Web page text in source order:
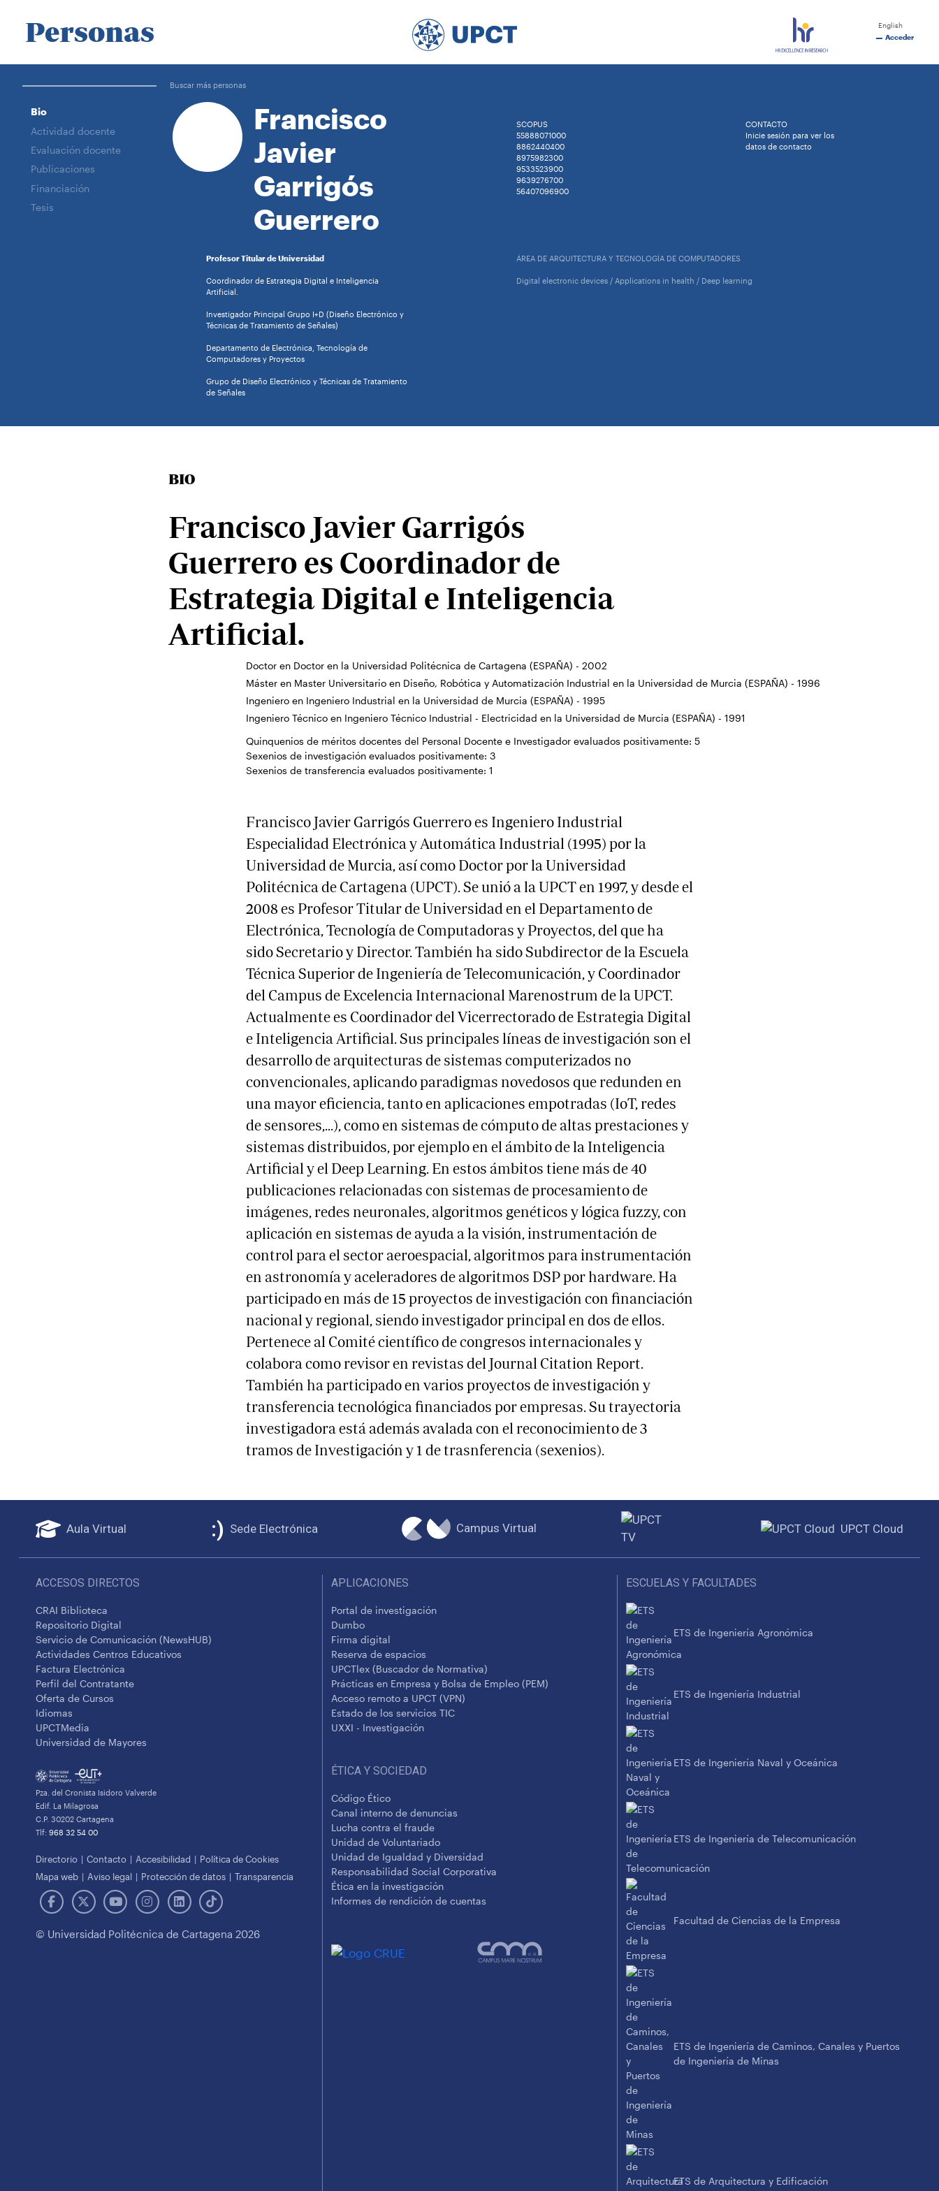
Personas
English
Acceder
Buscar más personas
Bio
Actividad docente
Evaluación docente
Publicaciones
Financiación
Tesis
Francisco
Javier
Garrigós
Guerrero
SCOPUS
55888071000
8862440400
8975982300
9533523900
9639276700
56407096900
CONTACTO
Inicie sesión para ver los
datos de contacto
Profesor Titular de Universidad
Coordinador de Estrategia Digital e Inteligencia
Artificial.
Investigador Principal Grupo I+D (Diseño Electrónico y
Técnicas de Tratamiento de Señales)
Departamento de Electrónica, Tecnología de
Computadores y Proyectos
Grupo de Diseño Electrónico y Técnicas de Tratamiento
de Señales
ÁREA DE ARQUITECTURA Y TECNOLOGÍA DE COMPUTADORES
Digital electronic devices / Applications in health / Deep learning
BIO
Francisco Javier Garrigós
Guerrero es Coordinador de
Estrategia Digital e Inteligencia
Artificial.
Doctor en Doctor en la Universidad Politécnica de Cartagena (ESPAÑA) - 2002
Máster en Master Universitario en Diseño, Robótica y Automatización Industrial en la Universidad de Murcia (ESPAÑA) - 1996
Ingeniero en Ingeniero Industrial en la Universidad de Murcia (ESPAÑA) - 1995
Ingeniero Técnico en Ingeniero Técnico Industrial - Electricidad en la Universidad de Murcia (ESPAÑA) - 1991
Quinquenios de méritos docentes del Personal Docente e Investigador evaluados positivamente: 5
Sexenios de investigación evaluados positivamente: 3
Sexenios de transferencia evaluados positivamente: 1
Francisco Javier Garrigós Guerrero es Ingeniero Industrial
Especialidad Electrónica y Automática Industrial (1995) por la
Universidad de Murcia, así como Doctor por la Universidad
Politécnica de Cartagena (UPCT). Se unió a la UPCT en 1997, y desde el
2008 es Profesor Titular de Universidad en el Departamento de
Electrónica, Tecnología de Computadoras y Proyectos, del que ha
sido Secretario y Director. También ha sido Subdirector de la Escuela
Técnica Superior de Ingeniería de Telecomunicación, y Coordinador
del Campus de Excelencia Internacional Marenostrum de la UPCT.
Actualmente es Coordinador del Vicerrectorado de Estrategia Digital
e Inteligencia Artificial. Sus principales líneas de investigación son el
desarrollo de arquitecturas de sistemas computerizados no
convencionales, aplicando paradigmas novedosos que redunden en
una mayor eficiencia, tanto en aplicaciones empotradas (IoT, redes
de sensores,...), como en sistemas de cómputo de altas prestaciones y
sistemas distribuidos, por ejemplo en el ámbito de la Inteligencia
Artificial y el Deep Learning. En estos ámbitos tiene más de 40
publicaciones relacionadas con sistemas de procesamiento de
imágenes, redes neuronales, algoritmos genéticos y lógica fuzzy, con
aplicación en sistemas de ayuda a la visión, instrumentación de
control para el sector aeroespacial, algoritmos para instrumentación
en astronomía y aceleradores de algoritmos DSP por hardware. Ha
participado en más de 15 proyectos de investigación con financiación
nacional y regional, siendo investigador principal en dos de ellos.
Pertenece al Comité científico de congresos internacionales y
colabora como revisor en revistas del Journal Citation Report.
También ha participado en varios proyectos de investigación y
transferencia tecnológica financiados por empresas. Su trayectoria
investigadora está además avalada con el reconocimiento de 3
tramos de Investigación y 1 de trasnferencia (sexenios).
Aula Virtual Sede Electrónica Campus Virtual UPCT Cloud
ACCESOS DIRECTOS
CRAI Biblioteca
Repositorio Digital
Servicio de Comunicación (NewsHUB)
Actividades Centros Educativos
Factura Electrónica
Perfil del Contratante
Oferta de Cursos
Idiomas
UPCTMedia
Universidad de Mayores
Pza. del Cronista Isidoro Valverde
Edif. La Milagrosa
C.P. 30202 Cartagena
Tlf: 968 32 54 00
Directorio Contacto Accesibilidad
Política de Cookies
Mapa web
Aviso legal Protección de datos Transparencia
© Universidad Politécnica de Cartagena 2026
APLICACIONES
Portal de investigación
Dumbo
Firma digital
Reserva de espacios
UPCTlex (Buscador de Normativa)
Prácticas en Empresa y Bolsa de Empleo (PEM)
Acceso remoto a UPCT (VPN)
Estado de los servicios TIC
UXXI - Investigación
ÉTICA Y SOCIEDAD
Código Ético
Canal interno de denuncias
Lucha contra el fraude
Unidad de Voluntariado
Unidad de Igualdad y Diversidad
Responsabilidad Social Corporativa
Ética en la investigación
Informes de rendición de cuentas
ESCUELAS Y FACULTADES
ETS de Ingeniería Agronómica
ETS de Ingeniería Industrial
ETS de Ingeniería Naval y Oceánica
ETS de Ingeniería de Telecomunicación
Facultad de Ciencias de la Empresa
ETS de Ingeniería de Caminos, Canales y Puertos
de Ingeniería de Minas
ETS de Arquitectura y Edificación